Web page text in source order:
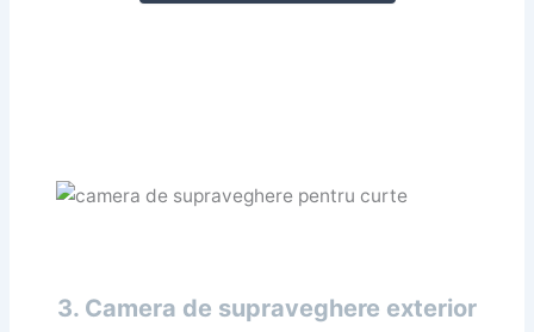
3. Camera de supraveghere exterior